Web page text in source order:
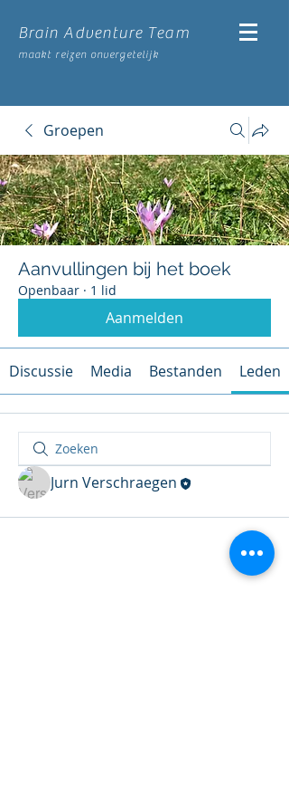
Brain Adventure Team
maakt reizen onvergetelijk
Groepen
Aanvullingen bij het boek
Openbaar · 1 lid
Aanmelden
Discussie Media Bestanden Leden
Jurn Verschraegen